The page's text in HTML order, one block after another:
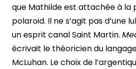
que Mathilde est attachée à la
polaroid. Il ne s’agit pas d’une
un esprit canal Saint Martin.
écrivait le théoricien du
McLuhan. Le choix de